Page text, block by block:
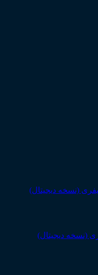
(نسخه دیجیتال)